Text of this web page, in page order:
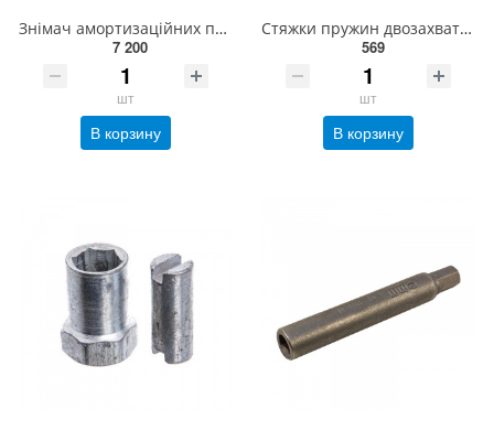
Знімач амортизаційних пружин YATO до l=300 мм McPherson; заг. l=400 мм, макс. зусилля-1500 кг [1/24]
7 200
шт
В корзину
Стяжки пружин двозахватні L300 (1 різьба) CS300R1 ХЗСО
569
шт
В корзину